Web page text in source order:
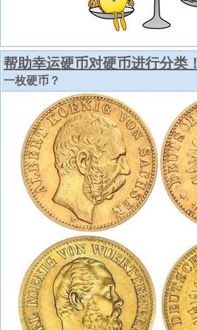
帮助幸运硬币对硬币进行分类！
一枚硬币？